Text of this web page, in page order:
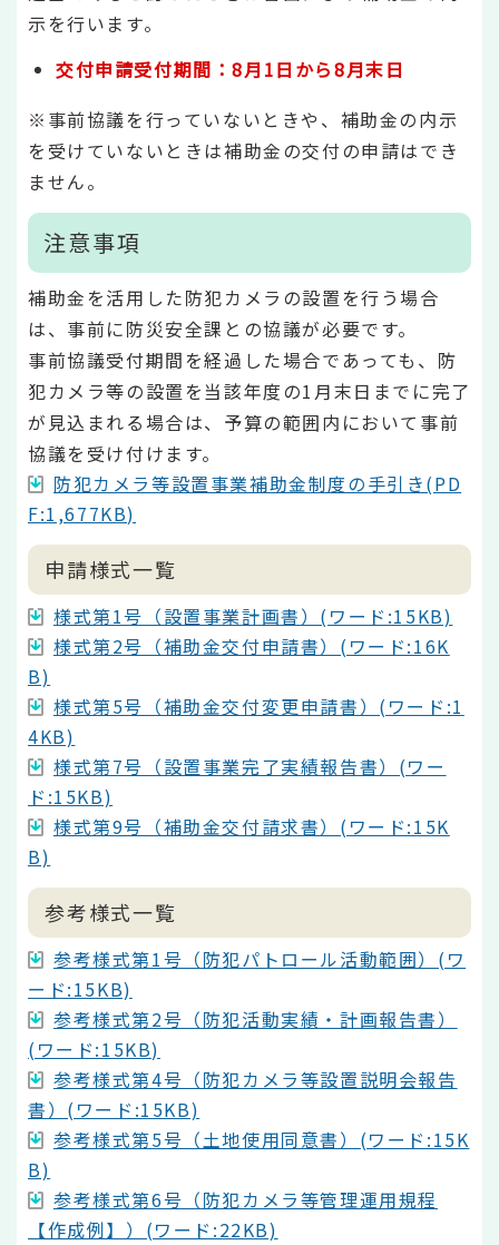
示を行います。
交付申請受付期間：8月1日から8月末日
※事前協議を行っていないときや、補助金の内示
を受けていないときは補助金の交付の申請はでき
ません。
注意事項
補助金を活用した防犯カメラの設置を行う場合
は、事前に防災安全課との協議が必要です。
事前協議受付期間を経過した場合であっても、防
犯カメラ等の設置を当該年度の1月末日までに完了
が見込まれる場合は、予算の範囲内において事前
協議を受け付けます。
防犯カメラ等設置事業補助金制度の手引き(PD
F:1,677KB)
申請様式一覧
様式第1号（設置事業計画書）(ワード:15KB)
様式第2号（補助金交付申請書）(ワード:16K
B)
様式第5号（補助金交付変更申請書）(ワード:1
4KB)
様式第7号（設置事業完了実績報告書）(ワー
ド:15KB)
様式第9号（補助金交付請求書）(ワード:15K
B)
参考様式一覧
参考様式第1号（防犯パトロール活動範囲）(ワ
ード:15KB)
参考様式第2号（防犯活動実績・計画報告書）
(ワード:15KB)
参考様式第4号（防犯カメラ等設置説明会報告
書）(ワード:15KB)
参考様式第5号（土地使用同意書）(ワード:15K
B)
参考様式第6号（防犯カメラ等管理運用規程
【作成例】）(ワード:22KB)